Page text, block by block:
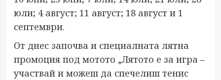
юли; 4 август; 11 август; 18 август и 1
септември.
От днес започва и специалната лятна
промоция под мотото „Лятото е за игра –
участвай и можеш да спечелиш тенис